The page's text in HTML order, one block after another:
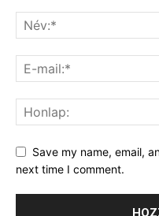
Save my name, email,
next time I comment.